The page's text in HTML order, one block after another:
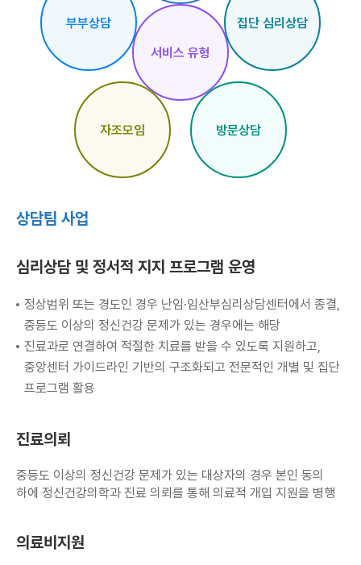
서비스 유형
집단 심리상담
방문상담
자조모임
부부상담
상담팀 사업
심리상담 및 정서적 지지 프로그램 운영
정상범위 또는 경도인 경우 난임·임산부심리상담센터에서 종결,
중등도 이상의 정신건강 문제가 있는 경우에는 해당
진료과로 연결하여 적절한 치료를 받을 수 있도록 지원하고,
중앙센터 가이드라인 기반의 구조화되고 전문적인 개별 및 집단
프로그램 활용
진료의뢰
중등도 이상의 정신건강 문제가 있는 대상자의 경우 본인 동의
하에 정신건강의학과 진료 의뢰를 통해 의료적 개입 지원을 병행
의료비지원